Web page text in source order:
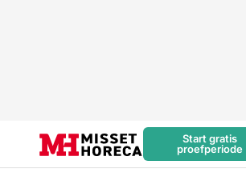
Start gratis
proefperiode